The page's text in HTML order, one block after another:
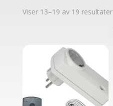
Viser 13–19 av 19 resultater